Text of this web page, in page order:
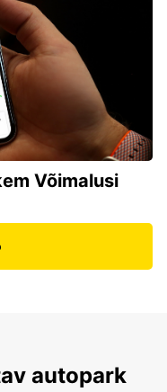
Võimalusi
autopark